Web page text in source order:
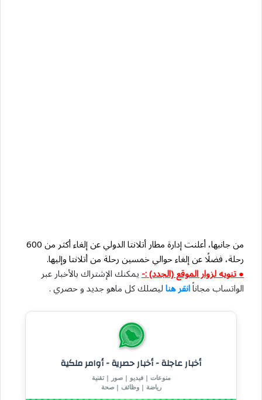
من جانبها، أعلنت إدارة مطار أتلانتا الدولي عن إلغاء أكثر من 600
رحلة، فضلًا عن إلغاء حوالي خمسين رحلة من أتلانتا وإليها.
● تنويه لزوار الموقع (الجدد) :-يمكنك الإشتراك بالأخبار عبر
الواتساب مجاناًانقر هناليصلك كل ماهو جديد و حصري .
أخبار عاجلة - أخبار حصرية - أوامر ملكية
منوعات | فيديو | صور | تقنية
رياضة | وظائف | صحة